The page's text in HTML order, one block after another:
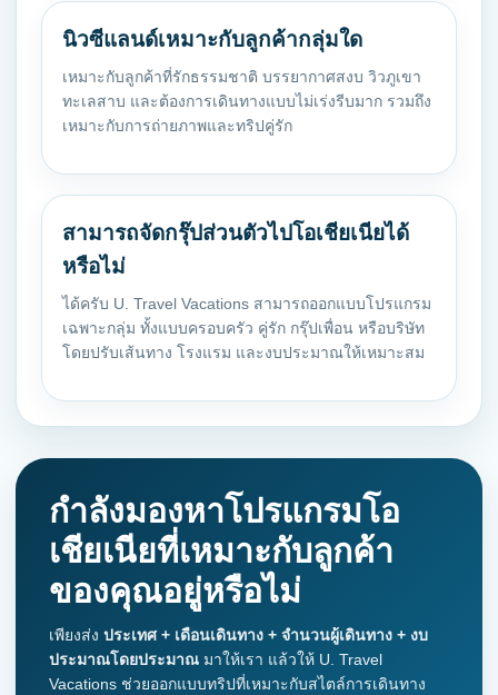
นิวซีแลนด์เหมาะกับลูกค้ากลุ่มใด
เหมาะกับลูกค้าที่รักธรรมชาติ บรรยากาศสงบ วิวภูเขา
ทะเลสาบ และต้องการเดินทางแบบไม่เร่งรีบมาก รวมถึง
เหมาะกับการถ่ายภาพและทริปคู่รัก
สามารถจัดกรุ๊ปส่วนตัวไปโอเชียเนียได้
หรือไม่
ได้ครับ U. Travel Vacations สามารถออกแบบโปรแกรม
เฉพาะกลุ่ม ทั้งแบบครอบครัว คู่รัก กรุ๊ปเพื่อน หรือบริษัท
โดยปรับเส้นทาง โรงแรม และงบประมาณให้เหมาะสม
กำลังมองหาโปรแกรมโอ
เชียเนียที่เหมาะกับลูกค้า
ของคุณอยู่หรือไม่
เพียงส่ง ประเทศ + เดือนเดินทาง + จำนวนผู้เดินทาง + งบ
ประมาณโดยประมาณ มาให้เรา แล้วให้ U. Travel
Vacations ช่วยออกแบบทริปที่เหมาะกับสไตล์การเดินทาง